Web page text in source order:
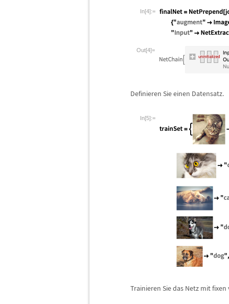
In[4]:=
Out[4]=
Definieren Sie einen Datensatz.
In[5]:=
Trainieren Sie das Netz mit